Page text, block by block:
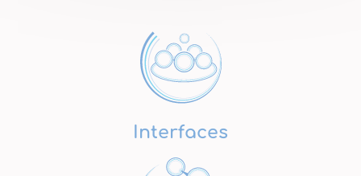
Interfaces